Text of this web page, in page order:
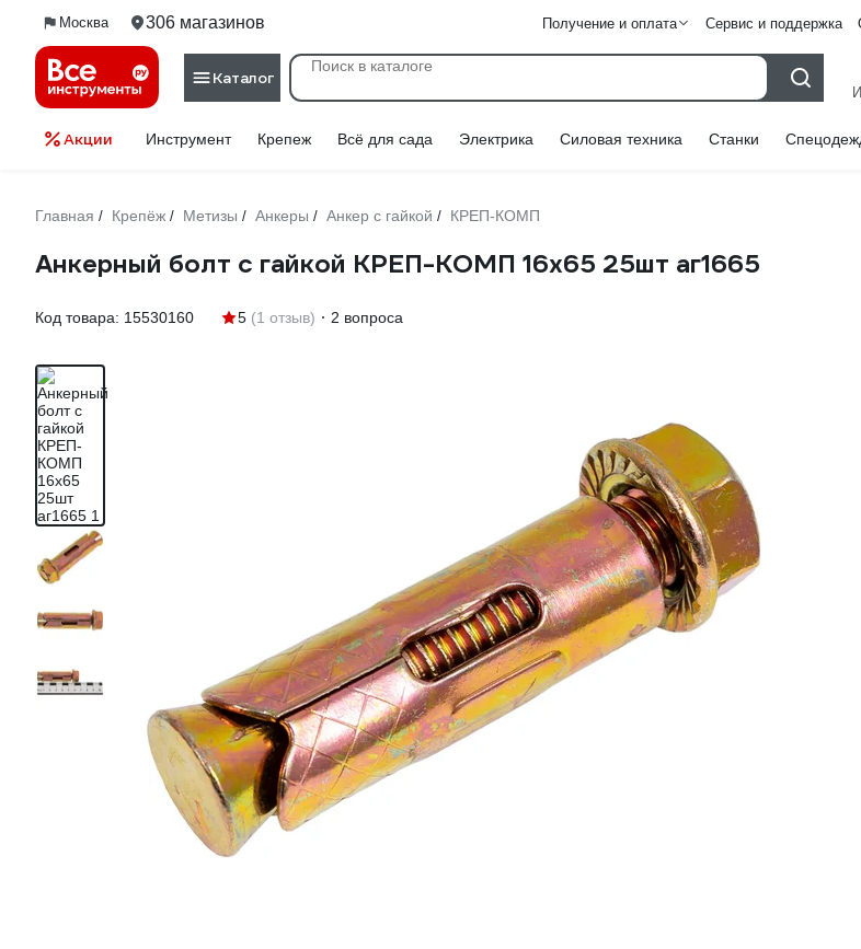
Москва 306 магазинов Получение и оплата Сервис и поддержка
Каталог
Акции Инструмент Крепеж Всё для сада Электрика Силовая техника Станки
Главная / Крепёж / Метизы / Анкеры / Анкер с гайкой / КРЕП-КОМП
Анкерный болт с гайкой КРЕП-КОМП 16х65 25шт аг1665
Код товара: 15530160 5 (1 отзыв) 2 вопроса